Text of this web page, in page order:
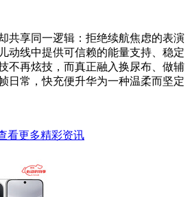
共享同一逻辑：拒绝续航焦虑的表演
动线中提供可信赖的能量支持、稳定
不再炫技，而真正融入换尿布、做辅
日常，快充便升华为一种温柔而坚定
看更多精彩资讯